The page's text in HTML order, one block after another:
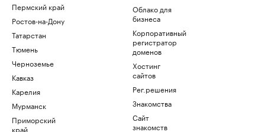
Пермский край
Ростов-на-Дону
Татарстан
Тюмень
Черноземье
Кавказ
Карелия
Мурманск
Приморский
край
Облако для
бизнеса
Корпоративный
регистратор
доменов
Хостинг
сайтов
Рег.решения
Знакомства
Сайт
знакомств